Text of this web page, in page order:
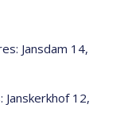
Jansdam 14,
Janskerkhof 12,